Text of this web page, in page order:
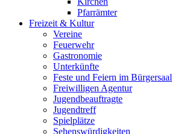
Pfarrämter
Freizeit & Kultur
Vereine
Feuerwehr
Gastronomie
Unterkünfte
Feste und Feiern im Bürgersaal
Freiwilligen Agentur
Jugendbeauftragte
Jugendtreff
Spielplätze
Sehenswürdigkeiten